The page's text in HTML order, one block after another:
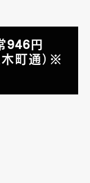
946円
町通）※